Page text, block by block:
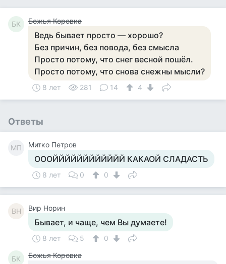
БК Божья Коровка
Ведь бывает просто — хорошо?
Без причин, без повода, без смысла
Просто потому, что снег весной пошёл.
Просто потому, что снова снежны мысли?
8 лет 281 14 4
Ответы
МП Митко Петров
ОООЙЙЙЙЙЙЙЙЙЙЙЙ КАКАОЙ СЛАДАСТЬ
8 лет 0 0
ВН Вир Норин
Бывает, и чаще, чем Вы думаете!
8 лет 5 0
БК Божья Коровка